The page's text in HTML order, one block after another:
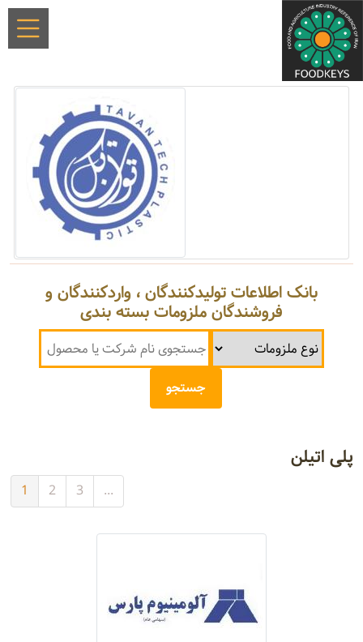
بانک اطلاعات تولیدکنندگان ، واردکنندگان و
فروشندگان ملزومات بسته بندی
پلی اتیلن
1 2 3 ...